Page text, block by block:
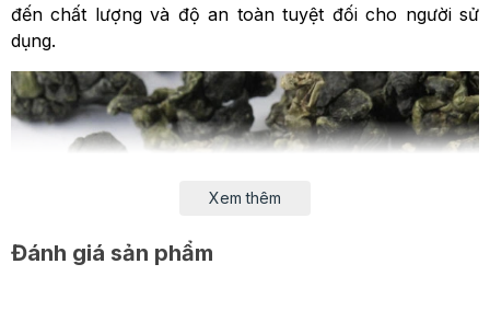
đến chất lượng và độ an toàn tuyệt đối cho người sử
dụng.
Xem thêm
Đánh giá sản phẩm